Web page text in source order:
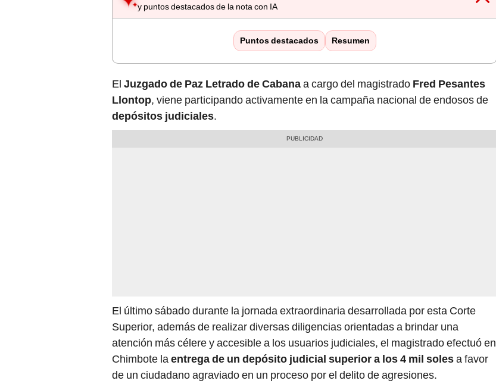
y puntos destacados de la nota con IA
Puntos destacados Resumen
El Juzgado de Paz Letrado de Cabanaa cargo del magistrado Fred Pesantes
Llontop, viene participando activamente en la campaña nacional de endosos de
depósitos judiciales.
El último sábado durante la jornada extraordinaria desarrollada por esta Corte
Superior, además de realizar diversas diligencias orientadas a brindar una
atención más célere y accesible a los usuarios judiciales, el magistrado efectuó en
Chimbote laentrega de un depósito judicial superior a los 4 mil solesa favor
de un ciudadano agraviado en un proceso por el delito de agresiones.